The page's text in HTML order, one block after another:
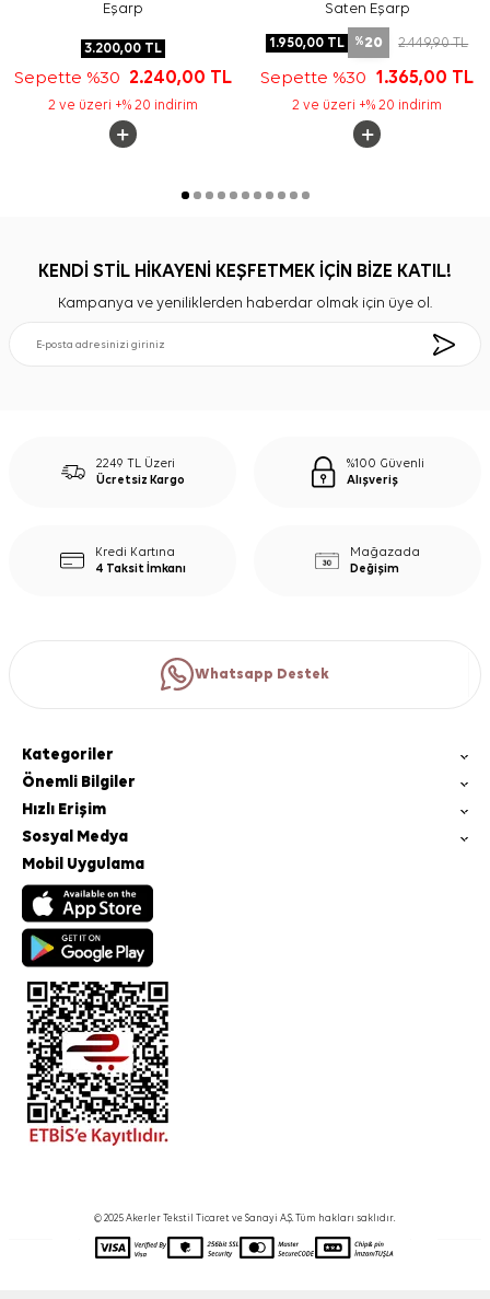
Eşarp
3.200,00TL
Sepette %30 2.240,00 TL
2 ve üzeri +% 20 indirim
Saten Eşarp
1.950,00 TL %20 2.449,90TL
Sepette %30 1.365,00 TL
2 ve üzeri +% 20 indirim
KENDİ STİL HİKAYENİ KEŞFETMEK İÇİN BİZE KATIL!
Kampanya ve yeniliklerden haberdar olmak için üye ol.
2249 TL Üzeri
Ücretsiz Kargo
%100 Güvenli
Alışveriş
Kredi Kartına
4 Taksit İmkanı
Mağazada
Değişim
Whatsapp Destek
Kategoriler
Önemli Bilgiler
Hızlı Erişim
Sosyal Medya
Mobil Uygulama
© 2025 Akerler Tekstil Ticaret ve Sanayi A.Ş. Tüm hakları saklıdır.